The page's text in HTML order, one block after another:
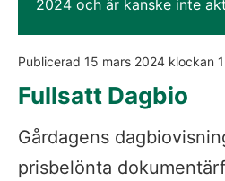
2024 och är kanske inte
Publicerad 15 mars 2024 klockan
Fullsatt Dagbio
Gårdagens
prisbelönta